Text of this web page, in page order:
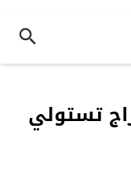
تستولي